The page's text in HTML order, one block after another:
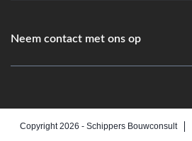
Neem contact met ons op
Copyright 2026 - Schippers Bouwconsult